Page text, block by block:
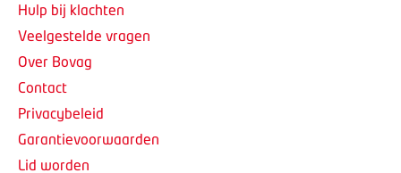
Hulp bij klachten
Veelgestelde vragen
Over Bovag
Contact
Privacybeleid
Garantievoorwaarden
Lid worden